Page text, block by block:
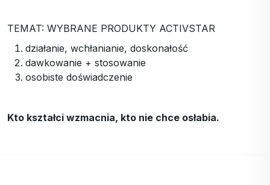
TEMAT: WYBRANE PRODUKTY ACTIVSTAR
działanie, wchłanianie, doskonałość
dawkowanie + stosowanie
osobiste doświadczenie
Kto kształci wzmacnia, kto nie chce osłabia.